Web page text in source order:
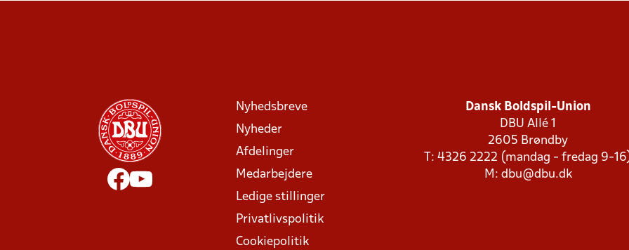
Nyhedsbreve
Nyheder
Afdelinger
Medarbejdere
Ledige stillinger
Privatlivspolitik
Cookiepolitik
Dansk Boldspil-Union
DBU Allé 1
2605 Brøndby
T: 4326 2222 (mandag - fredag 9-
M: dbu@dbu.dk